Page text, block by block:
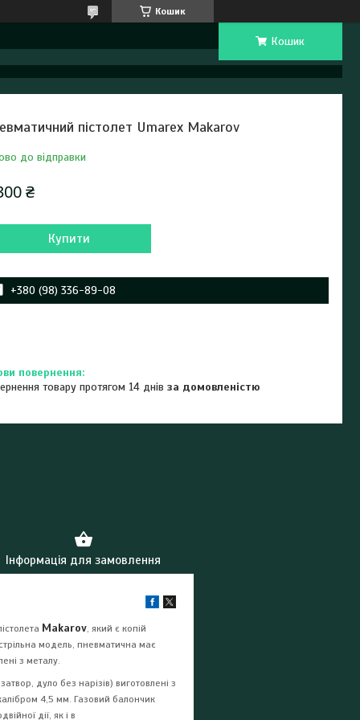
Кошик
Кошик
пістолет Umarex Makarov
до відправки
₴
Купити
+380 (98) 336-89-08
товару протягом 14 днівза домовленістю
Інформація для замовлення
Makarov, який є копій
модель, пневматична має
з металу.
дуло без нарізів) виготовлені з
4,5 мм. Газовий балончик
дії, як і в